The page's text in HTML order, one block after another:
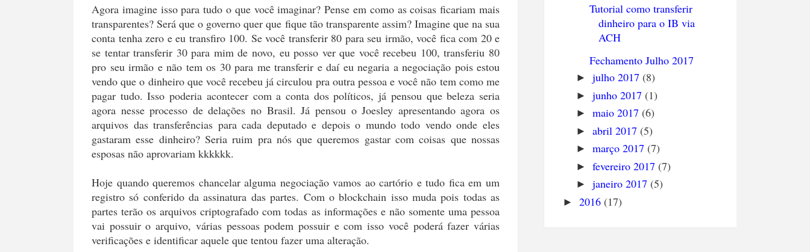
Agora imagine isso para tudo o que você imaginar? Pense em como as coisas ficariam mais
transparentes? Será que o governo quer que fique tão transparente assim? Imagine que na sua
conta tenha zero e eu transfiro 100. Se você transferir 80 para seu irmão, você fica com 20 e
se tentar transferir 30 para mim de novo, eu posso ver que você recebeu 100, transferiu 80
pro seu irmão e não tem os 30 para me transferir e daí eu negaria a negociação pois estou
vendo que o dinheiro que você recebeu já circulou pra outra pessoa e você não tem como me
pagar tudo. Isso poderia acontecer com a conta dos políticos, já pensou que beleza seria
agora nesse processo de delações no Brasil. Já pensou o Joesley apresentando agora os
arquivos das transferências para cada deputado e depois o mundo todo vendo onde eles
gastaram esse dinheiro? Seria ruim pra nós que queremos gastar com coisas que nossas
esposas não aprovariam kkkkkk.
Hoje quando queremos chancelar alguma negociação vamos ao cartório e tudo fica em um
registro só conferido da assinatura das partes. Com o blockchain isso muda pois todas as
partes terão os arquivos criptografado com todas as informações e não somente uma pessoa
vai possuir o arquivo, várias pessoas podem possuir e com isso você poderá fazer várias
verificações e identificar aquele que tentou fazer uma alteração.
Tutorial como transferir
dinheiro para o IB via
ACH
Fechamento Julho 2017
► julho 2017 (8)
► junho 2017 (1)
► maio 2017 (6)
► abril 2017 (5)
► março 2017 (7)
► fevereiro 2017 (7)
► janeiro 2017 (5)
► 2016 (17)